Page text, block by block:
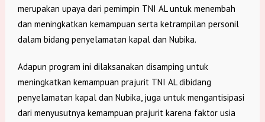
merupakan upaya dari pemimpin TNI AL untuk menembah
dan meningkatkan kemampuan serta ketrampilan personil
dalam bidang penyelamatan kapal dan Nubika.
Adapun program ini dilaksanakan disamping untuk
meningkatkan kemampuan prajurit TNI AL dibidang
penyelamatan kapal dan Nubika, juga untuk mengantisipasi
dari menyusutnya kemampuan prajurit karena faktor usia